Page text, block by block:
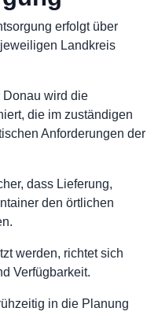
erfolgt über
Landkreis
Donau wird die
die im zuständigen
Anforderungen der
dass Lieferung,
den örtlichen
werden, richtet sich
Verfügbarkeit.
in die Planung